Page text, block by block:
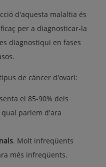
d'aquesta malaltia és
per a diagnosticar-la
diagnostiqui en fases
de càncer d'ovari:
el 85-90% dels
parlem d'ara
. Molt infreqüents
més infreqüents.